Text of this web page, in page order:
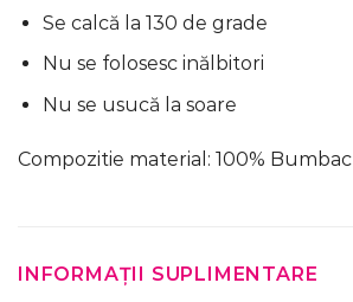
Se calcă la 130 de grade
Nu se folosesc inălbitori
Nu se usucă la soare
Compozitie material: 100% Bumbac
INFORMAȚII SUPLIMENTARE